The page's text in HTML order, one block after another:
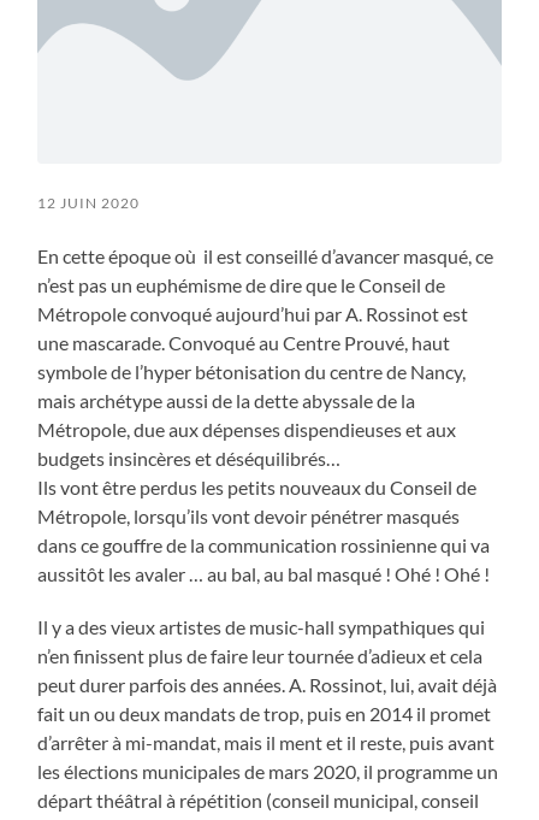
12 JUIN 2020
En cette époque où il est conseillé d’avancer masqué, ce
n’est pas un euphémisme de dire que le Conseil de
Métropole convoqué aujourd’hui par A. Rossinot est
une mascarade. Convoqué au Centre Prouvé, haut
symbole de l’hyper bétonisation du centre de Nancy,
mais archétype aussi de la dette abyssale de la
Métropole, due aux dépenses dispendieuses et aux
budgets insincères et déséquilibrés…
Ils vont être perdus les petits nouveaux du Conseil de
Métropole, lorsqu’ils vont devoir pénétrer masqués
dans ce gouffre de la communication rossinienne qui va
aussitôt les avaler … au bal, au bal masqué ! Ohé ! Ohé !
Il y a des vieux artistes de music-hall sympathiques qui
n’en finissent plus de faire leur tournée d’adieux et cela
peut durer parfois des années. A. Rossinot, lui, avait déjà
fait un ou deux mandats de trop, puis en 2014 il promet
d’arrêter à mi-mandat, mais il ment et il reste, puis avant
les élections municipales de mars 2020, il programme un
départ théâtral à répétition (conseil municipal, conseil